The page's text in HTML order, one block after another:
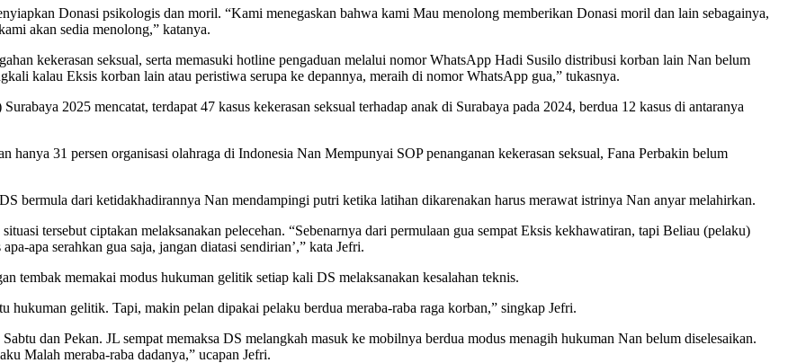
Donasi psikologis dan moril. “Kami menegaskan bahwa kami Mau menolong memberikan Donasi moril dan lain sebagainya,
akan sedia menolong,” katanya.
kekerasan seksual, serta memasuki hotline pengaduan melalui nomor WhatsApp Hadi Susilo distribusi korban lain Nan belum
kalau Eksis korban lain atau peristiwa serupa ke depannya, meraih di nomor WhatsApp gua,” tukasnya.
2025 mencatat, terdapat 47 kasus kekerasan seksual terhadap anak di Surabaya pada 2024, berdua 12 kasus di antaranya
hanya 31 persen organisasi olahraga di Indonesia Nan Mempunyai SOP penanganan kekerasan seksual, Fana Perbakin belum
bermula dari ketidakhadirannya Nan mendampingi putri ketika latihan dikarenakan harus merawat istrinya Nan anyar melahirkan.
tersebut ciptakan melaksanakan pelecehan. “Sebenarnya dari permulaan gua sempat Eksis kekhawatiran, tapi Beliau (pelaku)
apa serahkan gua saja, jangan diatasi sendirian’,” kata Jefri.
tembak memakai modus hukuman gelitik setiap kali DS melaksanakan kesalahan teknis.
hukuman gelitik. Tapi, makin pelan dipakai pelaku berdua meraba-raba raga korban,” singkap Jefri.
dan Pekan. JL sempat memaksa DS melangkah masuk ke mobilnya berdua modus menagih hukuman Nan belum diselesaikan.
Malah meraba-raba dadanya,” ucapan Jefri.